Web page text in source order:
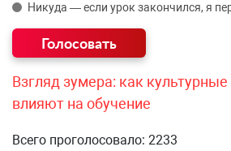
Никуда — если урок закончился, я
Взгляд зумера: как
влияют на обучение
Всего проголосовало: 2233